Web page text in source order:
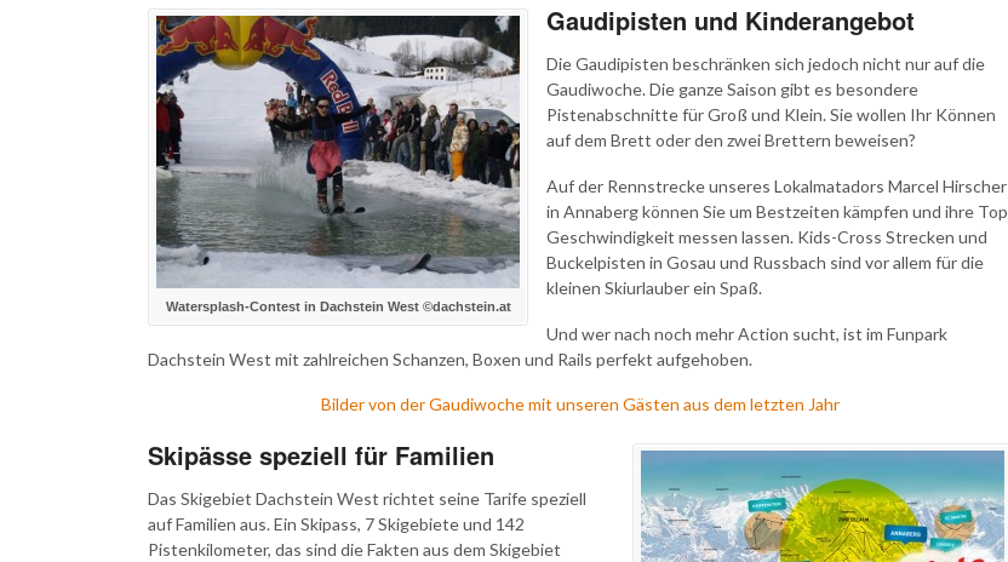
Watersplash-Contest in Dachstein West ©dachstein.at
Gaudipisten und Kinderangebot
Die Gaudipisten beschränken sich jedoch nicht nur auf die
Gaudiwoche. Die ganze Saison gibt es besondere
Pistenabschnitte für Groß und Klein. Sie wollen Ihr Können
auf dem Brett oder den zwei Brettern beweisen?
Auf der Rennstrecke unseres Lokalmatadors Marcel Hirscher
in Annaberg können Sie um Bestzeiten kämpfen und ihre Top
Geschwindigkeit messen lassen. Kids-Cross Strecken und
Buckelpisten in Gosau und Russbach sind vor allem für die
kleinen Skiurlauber ein Spaß.
Und wer nach noch mehr Action sucht, ist im Funpark
Dachstein West mit zahlreichen Schanzen, Boxen und Rails perfekt aufgehoben.
Bilder von der Gaudiwoche mit unseren Gästen aus dem letzten Jahr
Skipässe speziell für Familien
Das Skigebiet Dachstein West richtet seine Tarife speziell
auf Familien aus. Ein Skipass, 7 Skigebiete und 142
Pistenkilometer, das sind die Fakten aus dem Skigebiet